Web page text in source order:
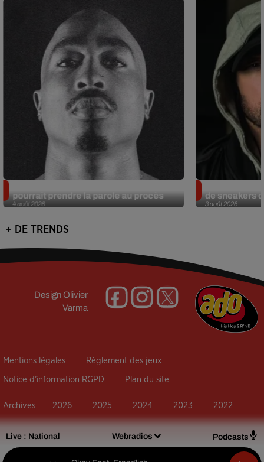
Live : National Webradios Podcasts
4 août 2026
pourrait prendre la parole au procès
3 août 2026
de sneakers
+ DE TRENDS
Design Olivier
Varma
Mentions légales Règlement des jeux
Notice d’information RGPD Plan du site
Archives 2026 2025 2024 2023 2022